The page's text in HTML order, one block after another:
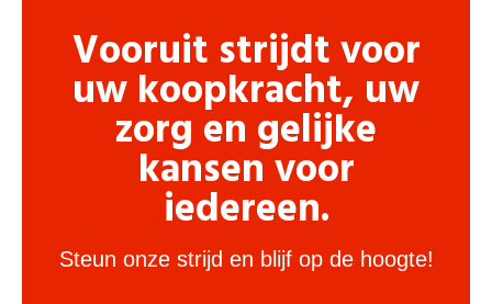
Vooruit strijdt voor
uw koopkracht, uw
zorg en gelijke
kansen voor
iedereen.
Steun onze strijd en blijf op de hoogte!